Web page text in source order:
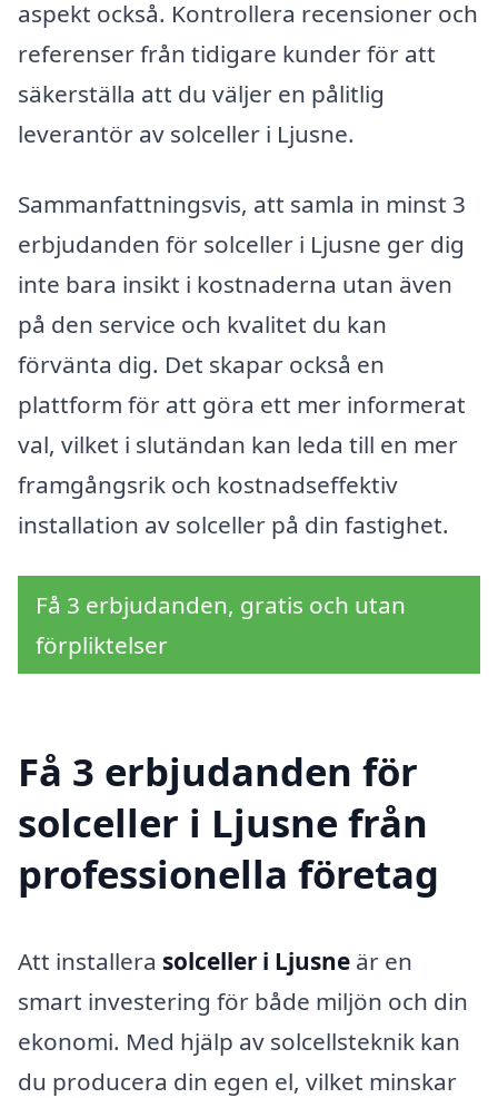
aspekt också. Kontrollera recensioner och
referenser från tidigare kunder för att
säkerställa att du väljer en pålitlig
leverantör av solceller i Ljusne.
Sammanfattningsvis, att samla in minst 3
erbjudanden för solceller i Ljusne ger dig
inte bara insikt i kostnaderna utan även
på den service och kvalitet du kan
förvänta dig. Det skapar också en
plattform för att göra ett mer informerat
val, vilket i slutändan kan leda till en mer
framgångsrik och kostnadseffektiv
installation av solceller på din fastighet.
Få 3 erbjudanden, gratis och utan
förpliktelser
Få 3 erbjudanden för
solceller i Ljusne från
professionella företag
Att installera solceller i Ljusne är en
smart investering för både miljön och din
ekonomi. Med hjälp av solcellsteknik kan
du producera din egen el, vilket minskar